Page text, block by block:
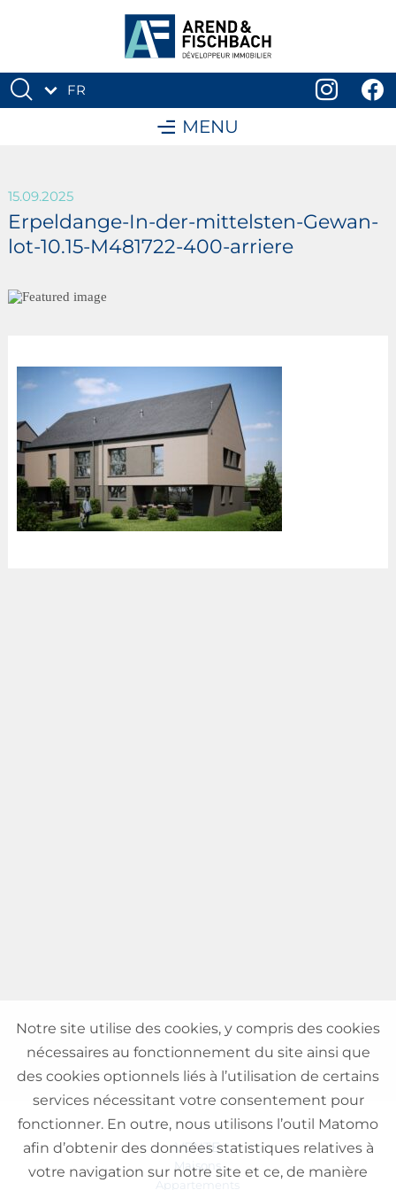
FR
MENU
15.09.2025
Erpeldange-In-der-mittelsten-Gewan-
lot-10.15-M481722-400-arriere
VENTE
Maisons
Appartements
Notre site utilise des cookies, y compris des cookies
nécessaires au fonctionnement du site ainsi que
des cookies optionnels liés à l’utilisation de certains
services nécessitant votre consentement pour
fonctionner. En outre, nous utilisons l’outil Matomo
afin d’obtenir des données statistiques relatives à
votre navigation sur notre site et ce, de manière